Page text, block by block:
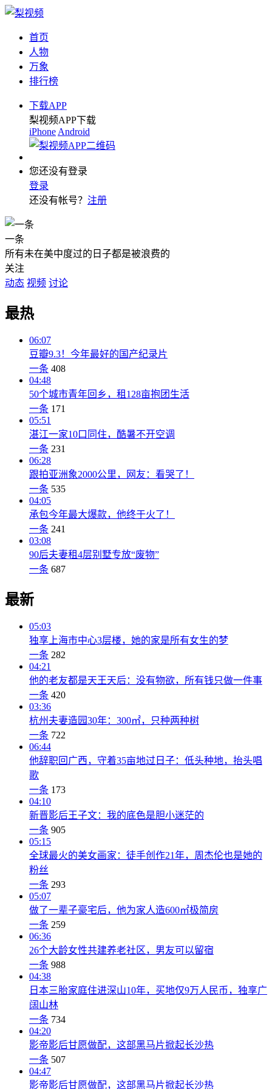
首页
人物
万象
排行榜
下载APP
梨视频APP下载
iPhone Android
您还没有登录
登录
还没有帐号？ 注册
一条
所有未在美中度过的日子都是被浪费的
关注
动态 视频 讨论
最热
06:07
豆瓣9.3！今年最好的国产纪录片
一条 408
04:48
50个城市青年回乡，租128亩抱团生活
一条 171
05:51
湛江一家10口同住，酷暑不开空调
一条 231
06:28
跟拍亚洲象2000公里，网友：看哭了！
一条 535
04:05
承包今年最大爆款，他终于火了！
一条 241
03:08
90后夫妻租4层别墅专放“废物”
一条 687
最新
05:03
独享上海市中心3层楼，她的家是所有女生的梦
一条 282
04:21
他的老友都是天王天后：没有物欲，所有钱只做一件事
一条 420
03:36
杭州夫妻造园30年：300㎡，只种两种树
一条 722
06:44
他辞职回广西，守着35亩地过日子：低头种地，抬头唱
歌
一条 173
04:10
新晋影后王子文：我的底色是胆小迷茫的
一条 905
05:15
全球最火的美女画家：徒手创作21年，周杰伦也是她的
粉丝
一条 293
05:07
做了一辈子豪宅后，他为家人造600㎡极简房
一条 259
06:36
26个大龄女性共建养老社区，男友可以留宿
一条 988
04:38
日本三胎家庭住进深山10年，买地仅9万人民币，独享广
阔山林
一条 734
04:20
影帝影后甘愿做配，这部黑马片掀起长沙热
一条 507
04:47
影帝影后甘愿做配，这部黑马片掀起长沙热